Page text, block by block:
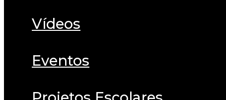
Vídeos
Eventos